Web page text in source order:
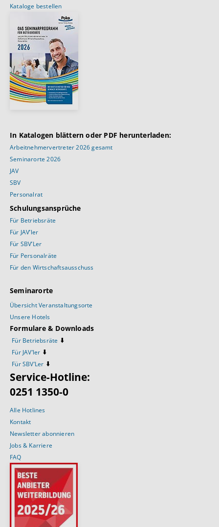
Kataloge bestellen
In Katalogen blättern oder PDF herunterladen:
Arbeitnehmervertreter 2026 gesamt
Seminarorte 2026
JAV
SBV
Personalrat
Schulungsansprüche
Für Betriebsräte
Für JAV’ler
Für SBV’Ler
Für Personalräte
Für den Wirtschaftsausschuss
Seminarorte
Übersicht Veranstaltungsorte
Unsere Hotels
Formulare & Downloads
Für Betriebsräte ⬇️
Für JAV’ler ⬇️
Für SBV’Ler ⬇️
Service-Hotline:
0251 1350-0
Alle Hotlines
Kontakt
Newsletter abonnieren
Jobs & Karriere
FAQ